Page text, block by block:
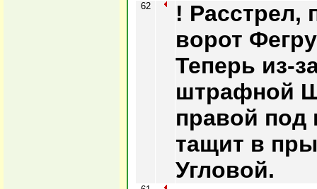
62
! Расстрел,
ворот
Теперь из-
штрафной
правой под
тащит в
Угловой.